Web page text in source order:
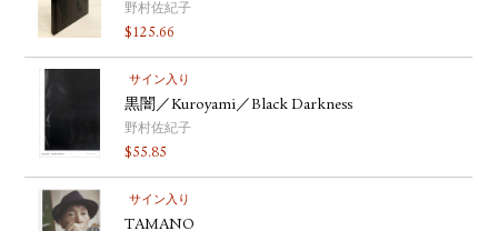
野村佐紀子
$125.66
サイン入り
黒闇／Kuroyami／Black Darkness
野村佐紀子
$55.85
サイン入り
TAMANO